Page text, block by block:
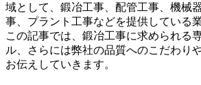
域として、鍛冶工事、配管工事、機械
事、プラント工事などを提供している
この記事では、鍛冶工事に求められる
ル、さらには弊社の品質へのこだわり
お伝えしていきます。